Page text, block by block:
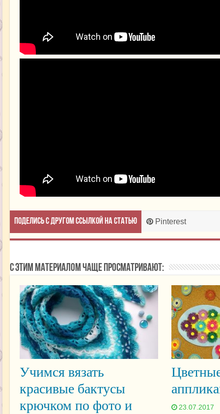
Поделись с другом ссылкой на статью Pinterest
С этим материалом чаще просматривают:
Учимся вязать
красивые бактусы
крючком по фото и
23.07.2017